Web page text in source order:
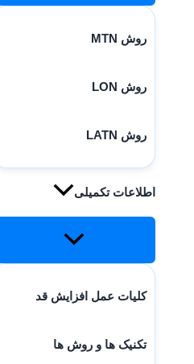
روش MTN
روش LON
روش LATN
اطلاعات تکمیلی
کلیات عمل افزایش قد
تکنیک ها و روش ها